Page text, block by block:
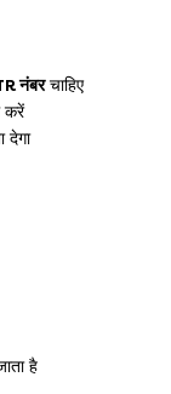
नंबरचाहिए
करें
देगा
है